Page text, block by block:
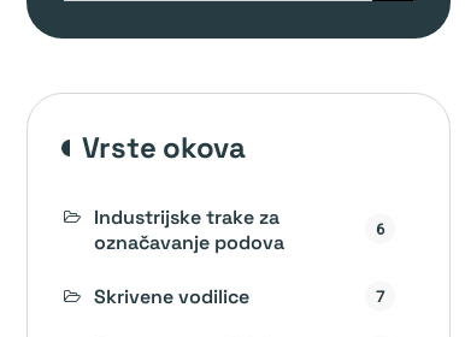
vrste okova
Industrijske trake za
označavanje podova
6
Skrivene vodilice 7